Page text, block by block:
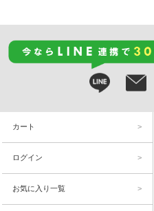
カート
ログイン
お気に入り一覧